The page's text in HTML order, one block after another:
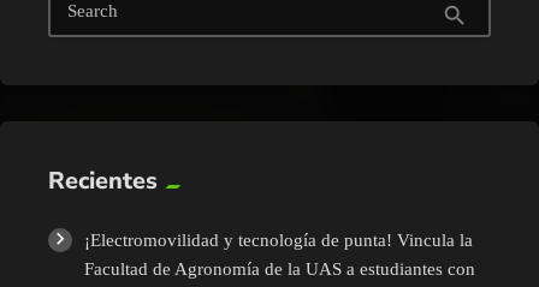
Search search
Recientes
¡Electromovilidad y tecnología de punta! Vincula la
Facultad de Agronomía de la UAS a estudiantes con